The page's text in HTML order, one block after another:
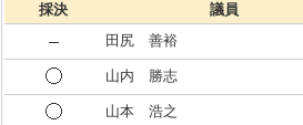
採決 議員
田尻 善裕
山内 勝志
山本 浩之